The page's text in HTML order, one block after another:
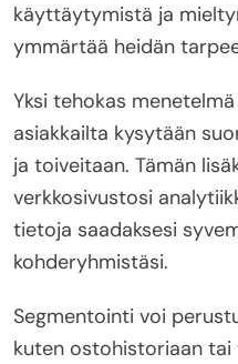
käyttäytymistä ja
ymmärtää heidän
Yksi tehokas
asiakkailta kysytään
ja toiveitaan. Tämän
verkkosivustosi
tietoja saadaksesi
kohderyhmistäsi.
Segmentointi voi
kuten ostohistoriaan